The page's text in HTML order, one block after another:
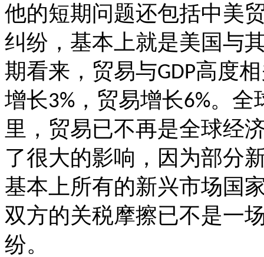
他的短期问题还包括中美
纠纷，基本上就是美国与
期看来，贸易与GDP高度
增长3% ，贸易增长6%。全
里，贸易已不再是全球经
了很大的影响，因为部分
基本上所有的新兴市场国
双方的关税摩擦已不是一
纷。